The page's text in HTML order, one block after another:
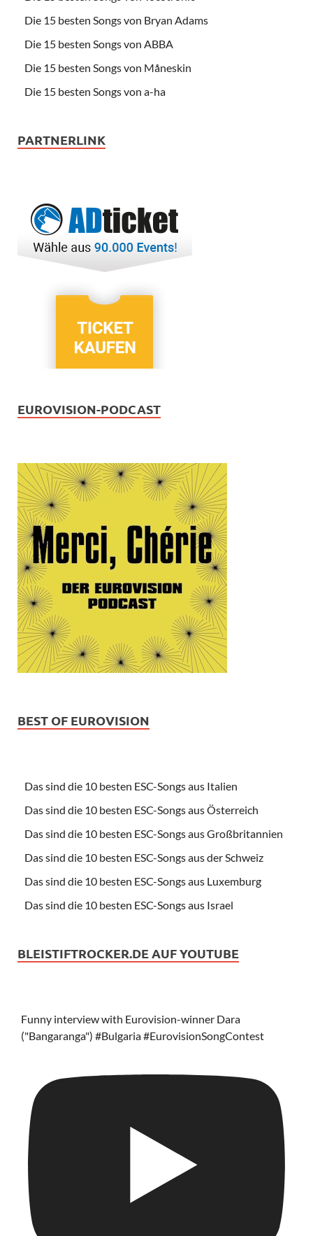
Die 15 besten Songs von Bryan Adams
Die 15 besten Songs von ABBA
Die 15 besten Songs von Måneskin
Die 15 besten Songs von a-ha
PARTNERLINK
EUROVISION-PODCAST
BEST OF EUROVISION
Das sind die 10 besten ESC-Songs aus Italien
Das sind die 10 besten ESC-Songs aus Österreich
Das sind die 10 besten ESC-Songs aus Großbritannien
Das sind die 10 besten ESC-Songs aus der Schweiz
Das sind die 10 besten ESC-Songs aus Luxemburg
Das sind die 10 besten ESC-Songs aus Israel
BLEISTIFTROCKER.DE AUF YOUTUBE
Funny interview with Eurovision-winner Dara
("Bangaranga") #Bulgaria #EurovisionSongContest